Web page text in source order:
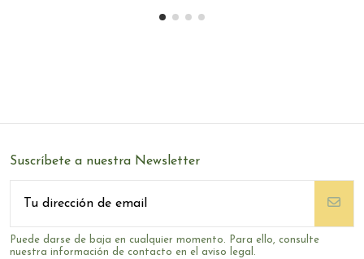
Suscríbete a nuestra Newsletter
Puede darse de baja en cualquier momento. Para ello, consulte
nuestra información de contacto en el aviso legal.